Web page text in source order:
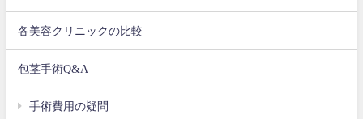
各美容クリニックの比較
包茎手術Q&A
手術費用の疑問